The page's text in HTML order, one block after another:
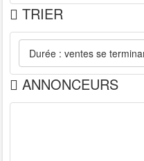
TRIER
ANNONCEURS